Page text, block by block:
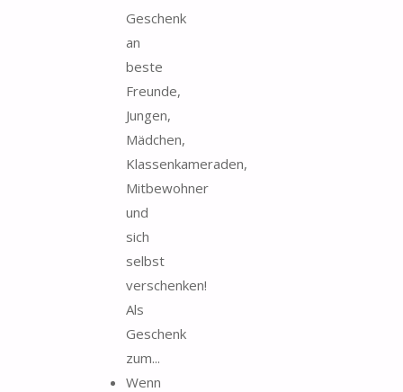
Geschenk
an
beste
Freunde,
Jungen,
Mädchen,
Klassenkameraden,
Mitbewohner
und
sich
selbst
verschenken!
Als
Geschenk
zum...
Wenn